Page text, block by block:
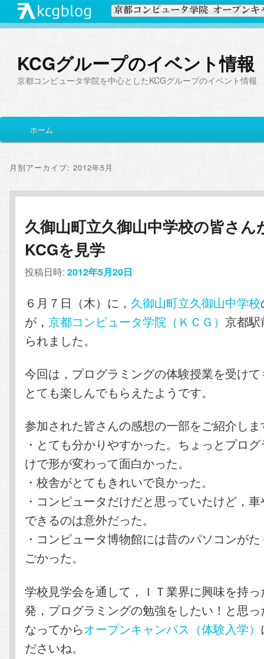
KCGグループのイベント情報
京都コンピュータ学院を中心としたKCGグループのイベント情報
イ
メ
ン
コ
ン
テ
ン
ツ
移
動
サ
コ
ン
テ
ン
ツ
へ
動
ホーム
月別アーカイブ:2012年5月
久御山町立久御山中学校の皆さん
KCGを見学
投稿日時:2012年5月20日
６月７日（木）に， 久御山町立久御山中学校
が， 京都コンピュータ学院（ＫＣＧ） 京都
られました。
今回は，プログラミングの体験授業を受け
とても楽しんでもらえたようです。
参加された皆さんの感想の一部をご紹介しま
・とても分かりやすかった。ちょっとプロ
けで形が変わって面白かった。
・校舎がとてもきれいで良かった。
・コンピュータだけだと思っていたけど，
できるのは意外だった。
・コンピュータ博物館には昔のパソコンが
ごかった。
学校見学会を通して，ＩＴ業界に興味を持
発，プログラミングの勉強をしたい！と思
なってからオープンキャンパス（体験入学）
ださいね。